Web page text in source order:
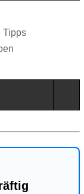
Tipps